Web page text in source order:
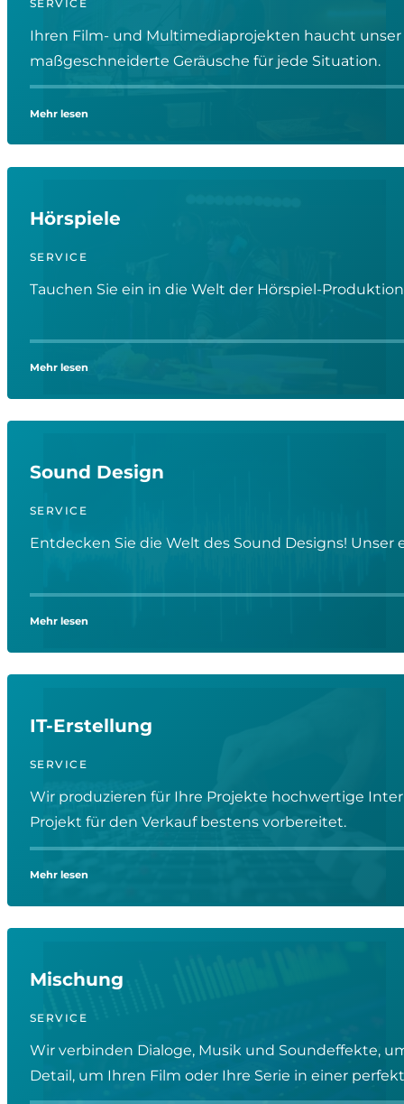
SERVICE
Ihren Film- und Multimediaprojekten haucht
maßgeschneiderte Geräusche für jede Situation.
Mehr lesen
Hörspiele
SERVICE
Tauchen Sie ein in die Welt der Hörspiel-
Mehr lesen
Sound Design
SERVICE
Entdecken Sie die Welt des Sound Designs!
Mehr lesen
IT-Erstellung
SERVICE
Wir produzieren für Ihre Projekte hochwertige
Projekt für den Verkauf bestens vorbereitet.
Mehr lesen
Mischung
SERVICE
Wir verbinden Dialoge, Musik und Soundeffekte,
Detail, um Ihren Film oder Ihre Serie in einer